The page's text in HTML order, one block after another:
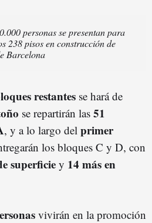
personas se presentan para
238 pisos en construcción de
Barcelona
restantes se hará de
se repartirán las 51
, y a lo largo del primer
los bloques C y D, con
superficie y 14 más en
vivirán en la promoción